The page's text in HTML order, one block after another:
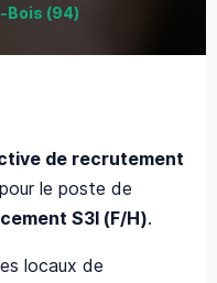
Bois (94)
de recrutement
le poste de
S3I (F/H).
locaux de